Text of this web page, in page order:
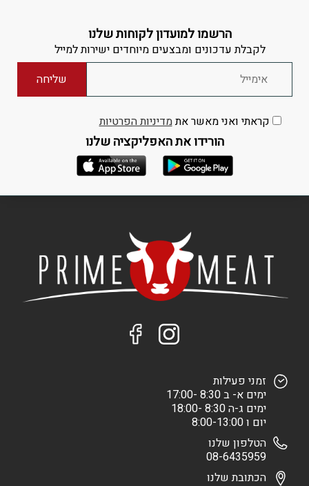
הרשמו למועדון לקוחות שלנו
לקבלת עדכונים ומבצעים מיוחדים ישירות למייל
קראתי ואני מאשר אתמדיניות הפרטיות
הורידו את האפליקציה שלנו
זמני פעילות
ימים א- ב 8:30 -17:00
ימים ג-ה 8:30 -18:00
יום ו 8:00-13:00
הטלפון שלנו
08-6435959
הכתובת שלנו